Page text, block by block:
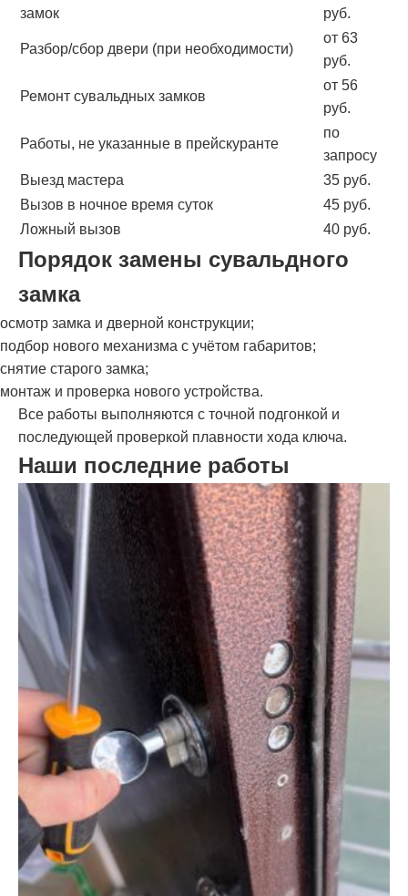
замок
руб.
Разбор/сбор двери (при необходимости)
от 63
руб.
Ремонт сувальдных замков
от 56
руб.
Работы, не указанные в прейскуранте
по
запросу
Выезд мастера
35 руб.
Вызов в ночное время суток
45 руб.
Ложный вызов
40 руб.
Порядок замены сувальдного
замка
осмотр замка и дверной конструкции;
подбор нового механизма с учётом габаритов;
снятие старого замка;
монтаж и проверка нового устройства.
Все работы выполняются с точной подгонкой и
последующей проверкой плавности хода ключа.
Наши последние работы